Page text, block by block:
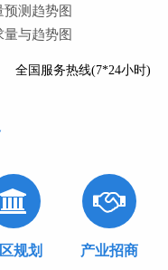
测趋势图
与趋势图
全国服务热线(7*24小时)
规划 产业招商